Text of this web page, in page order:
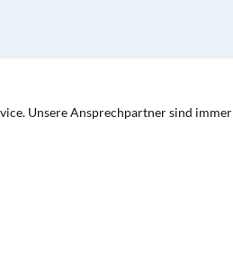
Unsere Ansprechpartner sind immer